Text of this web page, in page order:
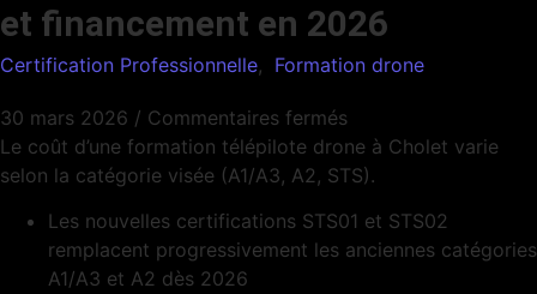
et financement en 2026
Certification Professionnelle, Formation drone
30 mars 2026 / Commentaires fermés
Le coût d’une formation télépilote drone à Cholet varie
selon la catégorie visée (A1/A3, A2, STS).
Les nouvelles certifications STS01 et STS02
remplacent progressivement les anciennes catégories
A1/A3 et A2 dès 2026